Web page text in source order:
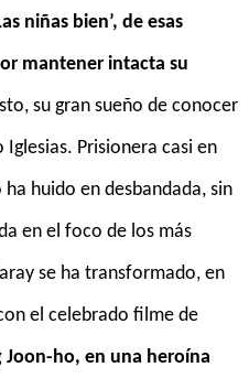
niñas bien’, de esas
mantener intacta su
su gran sueño de conocer
Prisionera casi en
huido en desbandada, sin
en el foco de los más
se ha transformado, en
el celebrado filme de
Joon-ho, en una heroína